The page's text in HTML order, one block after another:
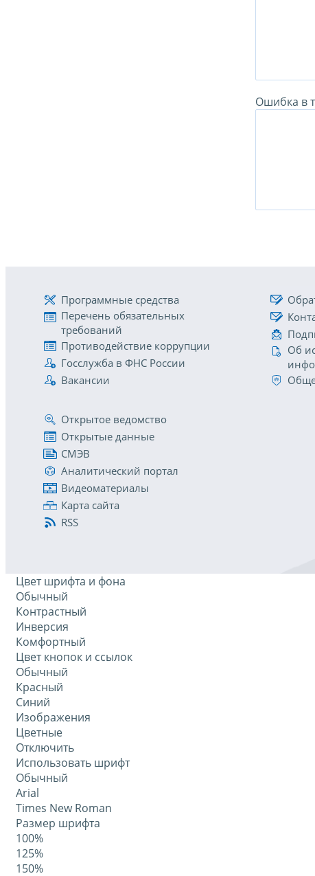
Ошибка в
Программные средства
Перечень обязательных
требований
Противодействие коррупции
Госслужба в ФНС России
Вакансии
Об
Открытое ведомство
Открытые данные
СМЭВ
Аналитический портал
Видеоматериалы
Карта сайта
RSS
Цвет шрифта и фона
Обычный
Контрастный
Инверсия
Комфортный
Цвет кнопок и ссылок
Обычный
Красный
Синий
Изображения
Цветные
Отключить
Использовать шрифт
Обычный
Arial
Times New Roman
Размер шрифта
100%
125%
150%